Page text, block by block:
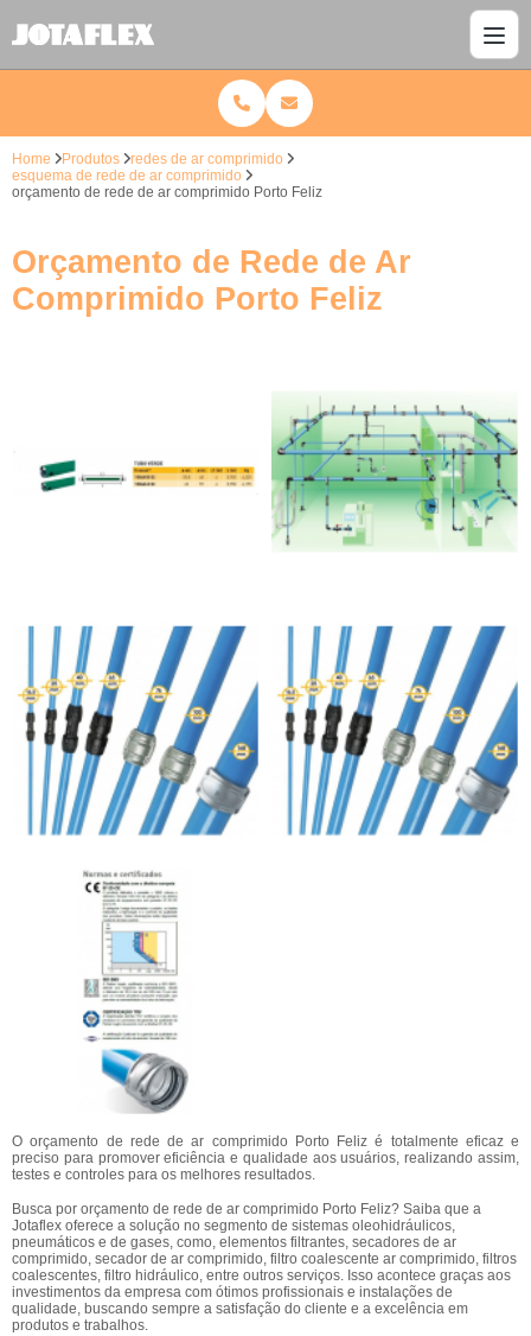
Home Produtos
redes de ar comprimido
esquema de rede de ar comprimido
orçamento de rede de ar comprimido Porto Feliz
Orçamento de Rede de Ar
Comprimido Porto Feliz
O orçamento de rede de ar comprimido Porto Feliz é totalmente eficaz e
preciso para promover eficiência e qualidade aos usuários, realizando assim,
testes e controles para os melhores resultados.
Busca por orçamento de rede de ar comprimido Porto Feliz? Saiba que a
Jotaflex oferece a solução no segmento de sistemas oleohidráulicos,
pneumáticos e de gases, como, elementos filtrantes, secadores de ar
comprimido, secador de ar comprimido, filtro coalescente ar comprimido, filtros
coalescentes, filtro hidráulico, entre outros serviços. Isso acontece graças aos
investimentos da empresa com ótimos profissionais e instalações de
qualidade, buscando sempre a satisfação do cliente e a excelência em
produtos e trabalhos.